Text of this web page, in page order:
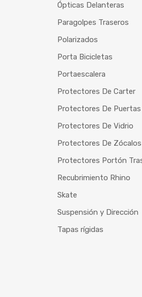
Ópticas Delanteras
Paragolpes Traseros
Polarizados
Porta Bicicletas
Portaescalera
Protectores De Carter
Protectores De Puertas
Protectores De Vidrio
Protectores De Zócalos
Protectores Portón
Recubrimiento Rhino
Skate
Suspensión y Dirección
Tapas rígidas